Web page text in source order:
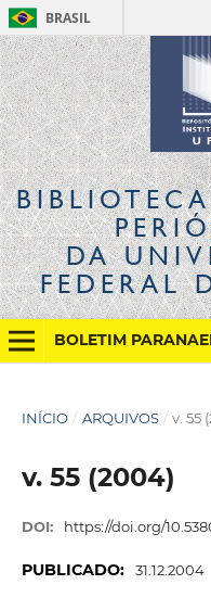
BRASIL
DA
FEDERAL
BOLETIM
INÍCIO / ARQUIVOS / v. 55
v. 55 (2004)
DOI: https://doi.org/
PUBLICADO: 31.12.2004